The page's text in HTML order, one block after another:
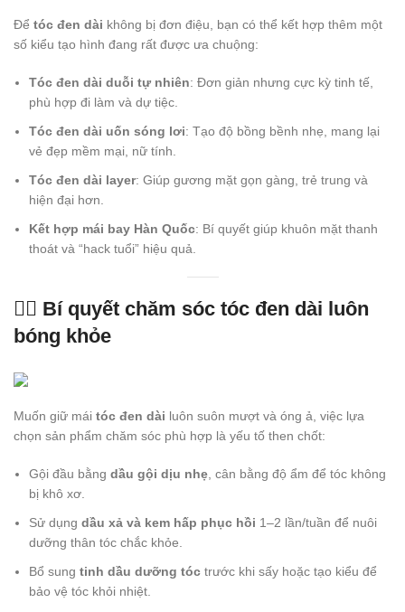
Để tóc đen dài không bị đơn điệu, bạn có thể kết hợp thêm một
số kiểu tạo hình đang rất được ưa chuộng:
Tóc đen dài duỗi tự nhiên: Đơn giản nhưng cực kỳ tinh tế,
phù hợp đi làm và dự tiệc.
Tóc đen dài uốn sóng lơi: Tạo độ bồng bềnh nhẹ, mang lại
vẻ đẹp mềm mại, nữ tính.
Tóc đen dài layer: Giúp gương mặt gọn gàng, trẻ trung và
hiện đại hơn.
Kết hợp mái bay Hàn Quốc: Bí quyết giúp khuôn mặt thanh
thoát và “hack tuổi” hiệu quả.
💆‍♀️ Bí quyết chăm sóc tóc đen dài luôn
bóng khỏe
Muốn giữ mái tóc đen dài luôn suôn mượt và óng ả, việc lựa
chọn sản phẩm chăm sóc phù hợp là yếu tố then chốt:
Gội đầu bằng dầu gội dịu nhẹ, cân bằng độ ẩm để tóc không
bị khô xơ.
Sử dụng dầu xả và kem hấp phục hồi 1–2 lần/tuần để nuôi
dưỡng thân tóc chắc khỏe.
Bổ sung tinh dầu dưỡng tóc trước khi sấy hoặc tạo kiểu để
bảo vệ tóc khỏi nhiệt.